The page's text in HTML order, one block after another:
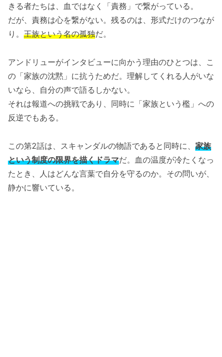
きる者たちは、血ではなく「責務」で繋がっている。
だが、責務は心を繋がない。残るのは、形式だけのつなが
り。 王族という名の孤独だ。
アンドリューがインタビューに向かう理由のひとつは、こ
の「家族の沈黙」に抗うためだ。理解してくれる人がいな
いなら、自分の声で語るしかない。
それは報道への挑戦であり、同時に「家族という檻」への
反逆でもある。
この第2話は、スキャンダルの物語であると同時に、 家族
という制度の限界を描くドラマだ。血の温度が冷たくなっ
たとき、人はどんな言葉で自分を守るのか。その問いが、
静かに響いている。